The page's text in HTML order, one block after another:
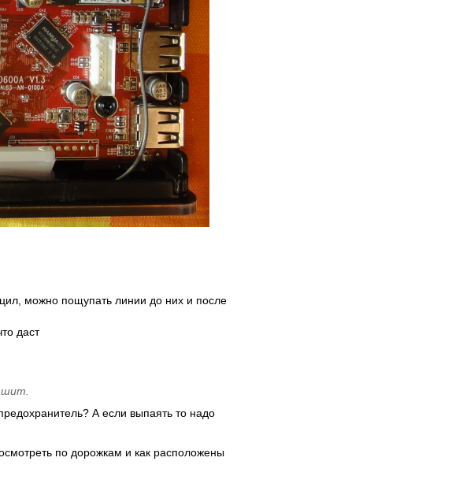
можно пощупать линии до них и после
даст
А если выпаять то надо
по дорожкам и как расположены